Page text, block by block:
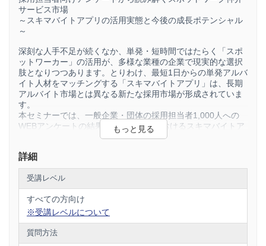
サービス市場
～スキマバイトアプリの活用実態と今後の成長ポテンシャル
～
深刻な人手不足が続くなか、単発・短時間ではたらく「スポ
ットワーカー」の活用が、多様な業種の企業で現実的な選択
肢となりつつあります。とりわけ、最短1日からの単発アルバ
イト人材をマッチングする「スキマバイトアプリ」は、長期
アルバイト市場とは異なる新たな採用市場が形成されていま
す。
本セミナーでは、一般企業・団体の採用担当者1,000人への
WEBアンケートの結果を基に、企業におけるスキマバイトア
プリの活用実態や、スキマバイトアプリ市場がもつポテンシ
☆「スポットワーク仲介サービス市場への新規参入を検討し
ている」「自社のスキマバイトアプリ事業のポジションを把
握したい」「企業からスキマバイトアプリへのニーズを知り
たい」といった方におすすめの内容です。
２．アンケート結果より～企業におけるスキマバイトアプリ
詳細
受講レベル
すべての方向け
※受講レベルについて
質問方法